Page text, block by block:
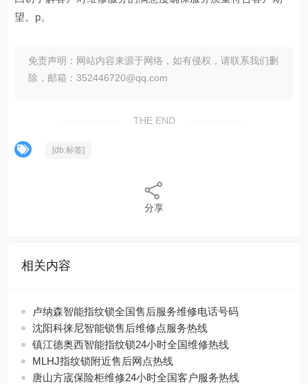
望。p。
免责声明：网站内容来源于网络，如有侵权，请联系我们删
除，邮箱：352446720@qq.com
THE END
[db:标签]
分享
相关内容
卢纳森智能指纹锁全国售后服务维修电话号码
沈阳科徕尼智能锁售后维修点服务热线
镇江德奥西智能指纹锁24小时全国维修热线
MLHJ指纹锁附近售后网点热线
唐山方宬保险柜维修24小时全国客户服务热线